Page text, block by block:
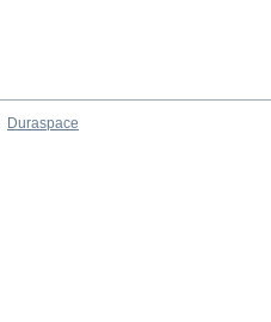
Duraspace